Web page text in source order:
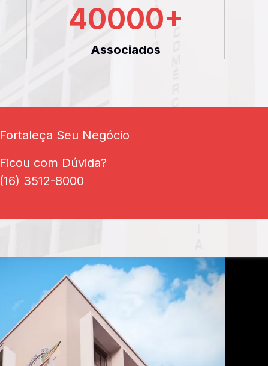
40000+
Associados
Fortaleça Seu Negócio
Ficou com Dúvida?
(16) 3512-8000